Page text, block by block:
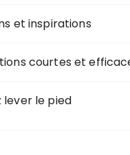
et inspirations
courtes et
lever le pied